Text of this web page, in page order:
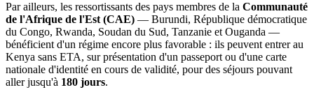
Par ailleurs, les ressortissants des pays membres de la Communauté
de l'Afrique de l'Est (CAE) — Burundi, République démocratique
du Congo, Rwanda, Soudan du Sud, Tanzanie et Ouganda —
bénéficient d'un régime encore plus favorable : ils peuvent entrer au
Kenya sans ETA, sur présentation d'un passeport ou d'une carte
nationale d'identité en cours de validité, pour des séjours pouvant
aller jusqu'à 180 jours.